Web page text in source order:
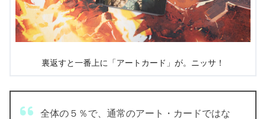
裏返すと一番上に「アートカード」が。ニッサ！
全体の５％で、通常のアート・カードではな